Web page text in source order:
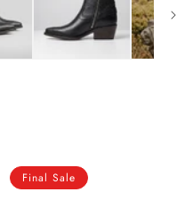
Final Sale